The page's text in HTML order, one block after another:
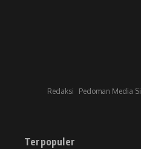
Redaksi Pedoman Media
Terpopuler